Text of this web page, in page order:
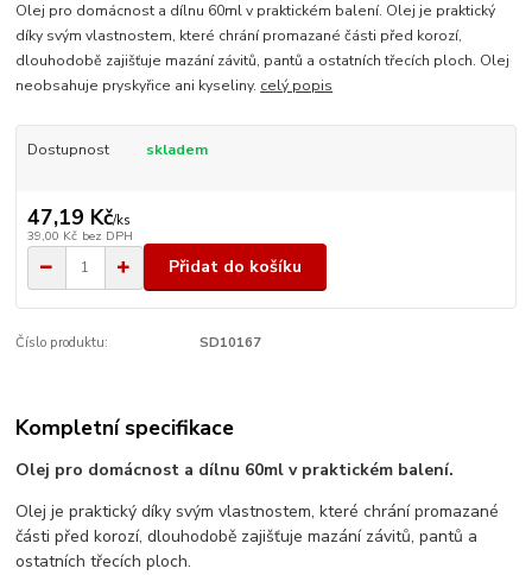
Olej pro domácnost a dílnu 60ml v praktickém balení. Olej je praktický
díky svým vlastnostem, které chrání promazané části před korozí,
dlouhodobě zajišťuje mazání závitů, pantů a ostatních třecích ploch. Olej
neobsahuje pryskyřice ani kyseliny. celý popis
Dostupnost skladem
47,19 Kč/ks
39,00 Kč bez DPH
Přidat do košíku
Číslo produktu: SD10167
Kompletní specifikace
Olej pro domácnost a dílnu 60ml v praktickém balení.
Olej je praktický díky svým vlastnostem, které chrání promazané
části před korozí, dlouhodobě zajišťuje mazání závitů, pantů a
ostatních třecích ploch.